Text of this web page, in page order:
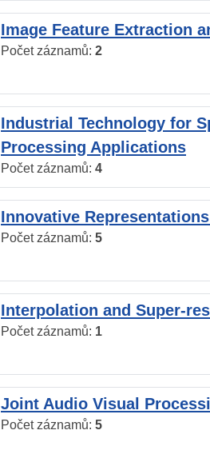
Image Feature Extraction
Počet záznamů: 2
Industrial Technology for
Processing Applications
Počet záznamů: 4
Innovative
Počet záznamů: 5
Interpolation and Super-
Počet záznamů: 1
Joint Audio Visual
Počet záznamů: 5